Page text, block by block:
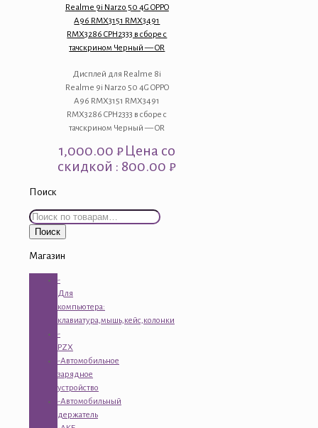
Realme 9i Narzo 50 4G OPPO
A96 RMX3151 RMX3491
RMX3286 CPH2333 в сборе с
тачскрином Черный — OR
Дисплей для Realme 8i
Realme 9i Narzo 50 4G OPPO
A96 RMX3151 RMX3491
RMX3286 CPH2333 в сборе с
тачскрином Черный — OR
1,000.00₽Цена со
скидкой : 800.00 ₽
Поиск
Искать:
Поиск
Магазин
-
Для
компьютера:
клавиатура,мышь,кейс,колонки
-
PZX
-Автомобильное
зарядное
устройство
-Автомобильный
держатель